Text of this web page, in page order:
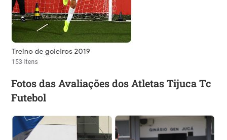
Fotos das Avaliações dos Atletas Tijuca Tc
Futebol